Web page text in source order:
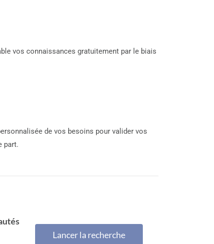
vos connaissances gratuitement par le biais
de vos besoins pour valider vos
part.
Lancer la recherche